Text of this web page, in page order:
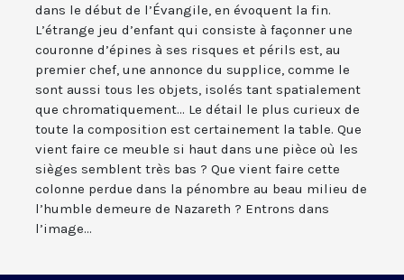
dans le début de l’Évangile, en évoquent la fin.
L’étrange jeu d’enfant qui consiste à façonner une
couronne d’épines à ses risques et périls est, au
premier chef, une annonce du supplice, comme le
sont aussi tous les objets, isolés tant spatialement
que chromatiquement... Le détail le plus curieux de
toute la composition est certainement la table. Que
vient faire ce meuble si haut dans une pièce où les
sièges semblent très bas ? Que vient faire cette
colonne perdue dans la pénombre au beau milieu de
l’humble demeure de Nazareth ? Entrons dans
l’image...